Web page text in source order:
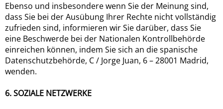
Ebenso und insbesondere wenn Sie der Meinung sind,
dass Sie bei der Ausübung Ihrer Rechte nicht vollständig
zufrieden sind, informieren wir Sie darüber, dass Sie
eine Beschwerde bei der Nationalen Kontrollbehörde
einreichen können, indem Sie sich an die spanische
Datenschutzbehörde, C / Jorge Juan, 6 – 28001 Madrid,
wenden.
6. SOZIALE NETZWERKE